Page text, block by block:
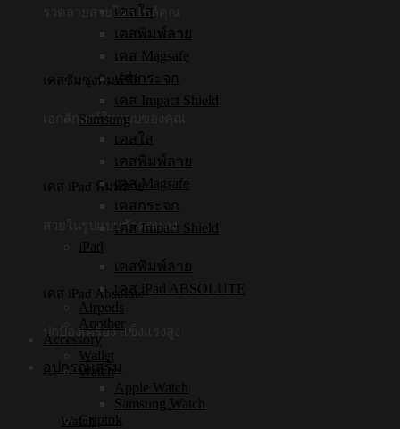
รวดลายสวยในสไตล์คุณ
เคสซัมซุงพิมพ์ชื่อ
เอกลักษณ์ในแบบของคุณ
เคส iPad พิมพ์ลาย
สวยในรูปแบบตัวคุณเอง
เคส iPad Absolute
ปกป้องเครื่อง แข็งแรงสูง
อุปกรณ์เสริม
Watch
เคสใส
เคสพิมพ์ลาย
เคส Magsafe
เคสกระจก
เคส Impact Shield
Samsung
เคสใส
เคสพิมพ์ลาย
เคส Magsafe
เคสกระจก
เคส Impact Shield
iPad
เคสพิมพ์ลาย
เคส iPad ABSOLUTE
Airpods
Another
Accessory
Wallet
Watch
Apple Watch
Samsung Watch
Griptok